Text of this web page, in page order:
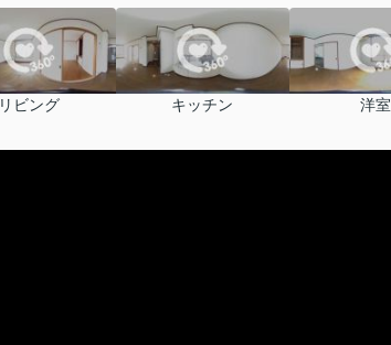
リビング キッチン 洋室